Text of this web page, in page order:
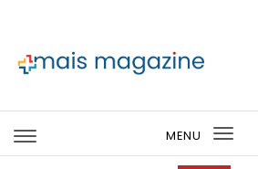
MENU